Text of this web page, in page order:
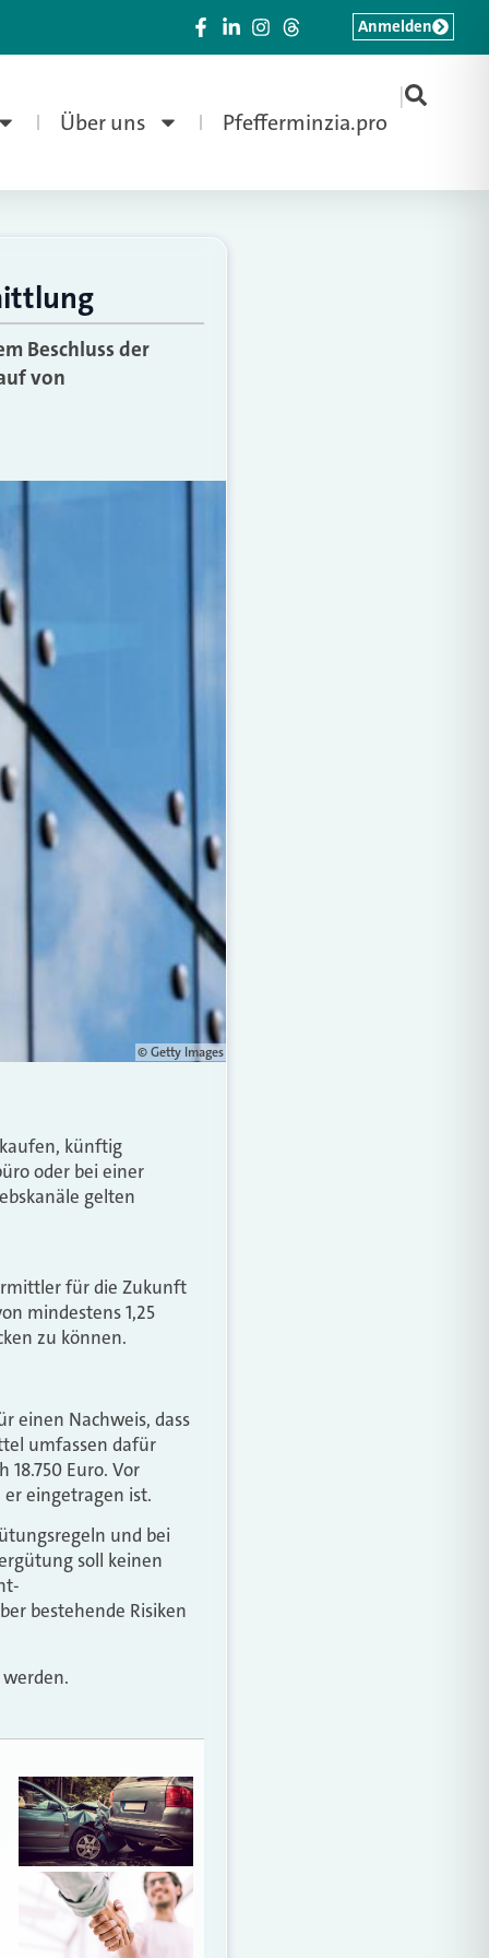
Über uns Pfefferminzia.pro
|
Anmelden
Beschluss der
von
© Getty Images
künftig
oder bei einer
gelten
für die Zukunft
mindestens 1,25
zu können.
einen Nachweis, dass
umfassen dafür
Euro. Vor
eingetragen ist.
und bei
soll keinen
bestehende Risiken